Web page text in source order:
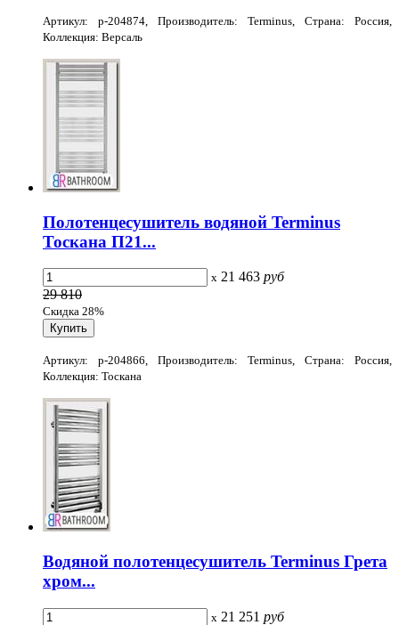
Артикул: p-204874, Производитель: Terminus, Страна: Россия,
Коллекция: Версаль
Полотенцесушитель водяной Terminus
Тоскана П21...
x 21 463 руб
29 810
Скидка 28%
Артикул: p-204866, Производитель: Terminus, Страна: Россия,
Коллекция: Тоскана
Водяной полотенцесушитель Terminus Грета
хром...
x 21 251 руб